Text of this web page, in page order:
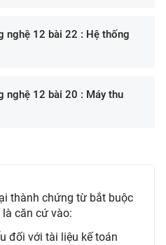
nghệ 12 bài 22 : Hệ thống
nghệ 12 bài 20 : Máy thu
thành chứng từ bắt buộc
căn cứ vào:
đối với tài liệu kế toán